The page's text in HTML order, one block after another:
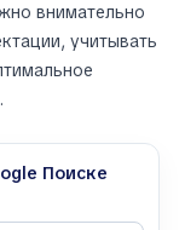
внимательно
учитывать
Поиске